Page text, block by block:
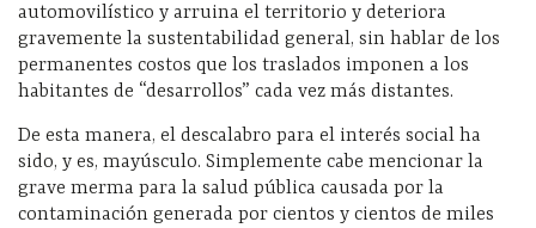
automovilístico y arruina el territorio y deteriora
gravemente la sustentabilidad general, sin hablar de los
permanentes costos que los traslados imponen a los
habitantes de “desarrollos” cada vez más distantes.
De esta manera, el descalabro para el interés social ha
sido, y es, mayúsculo. Simplemente cabe mencionar la
grave merma para la salud pública causada por la
contaminación generada por cientos y cientos de miles